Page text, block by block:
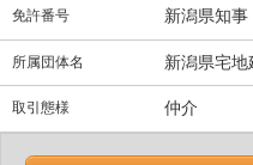
免許番号 新潟県知
所属団体名 新潟県宅
取引態様 仲介